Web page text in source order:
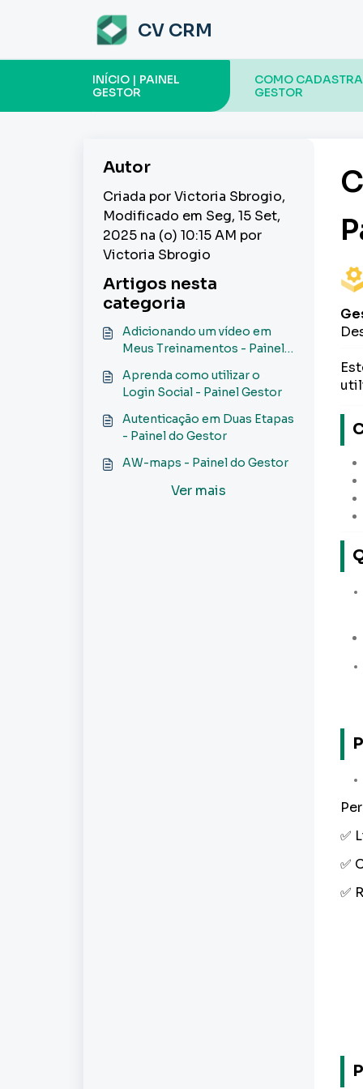
CV CRM
COMO
GESTOR
INÍCIO | PAINEL
GESTOR
Autor
Criada por Victoria Sbrogio,
Modificado em Seg, 15 Set,
2025 na (o) 10:15 AM por
Victoria Sbrogio
Artigos nesta
categoria
Adicionando um vídeo em
Meus Treinamentos - Painel
Aprenda como utilizar o
Login Social - Painel Gestor
Autenticação em Duas Etapas
- Painel do Gestor
AW-maps - Painel do Gestor
Ver mais
✅
✅
✅